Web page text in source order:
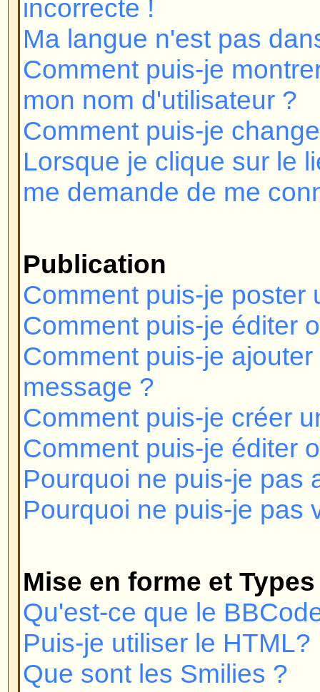
Publication
Comment puis-je poster un
Comment puis-je éditer ou
Comment puis-je ajouter une
message ?
Comment puis-je créer un
Comment puis-je éditer ou
Pourquoi ne puis-je pas
Mise en forme et Types de
Qu'est-ce que le BBCode ?
Puis-je utiliser le HTML?
Que sont les Smilies ?
Puis-je poster des Images?
Que sont les Annonces ?
Que sont les Post-it ?
Que sont les Sujets de
Niveaux des Utilisateurs et
Qui sont les Administrateurs ?
Que sont les groupes
Comment puis-je joindre un
Comment puis-je devenir le
d'utilisateurs ?